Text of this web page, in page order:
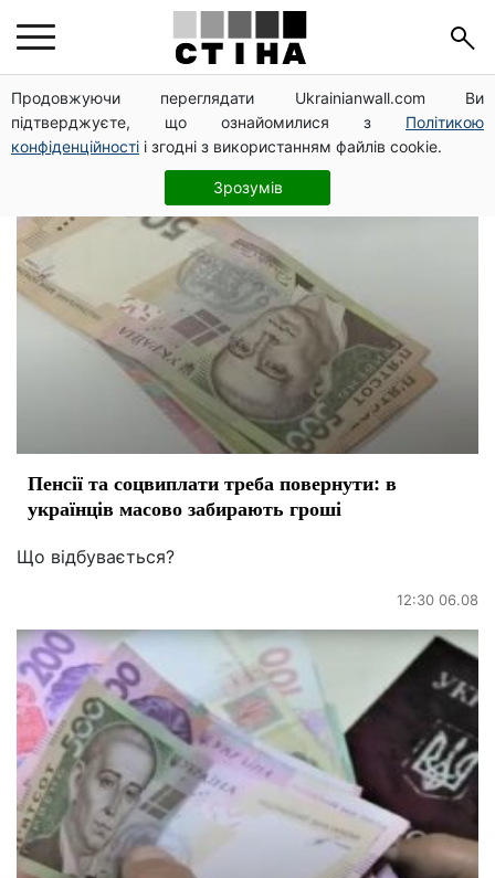
Продовжуючи переглядати Ukrainianwall.com Ви
підтверджуєте, що ознайомилися з Політикою
конфіденційності і згодні з використанням файлів cookie.
Зрозумів
соцвыплаты
Пенсії та соцвиплати треба повернути: в
українців масово забирають гроші
Що відбувається?
12:30 06.08